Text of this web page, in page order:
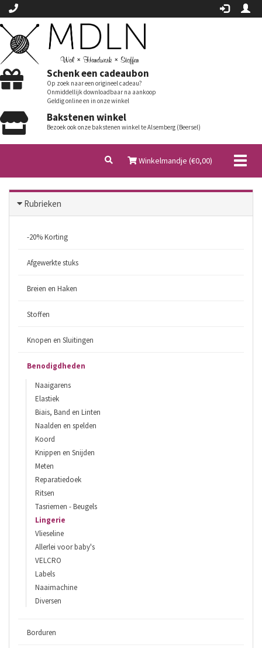
Schenk een cadeaubon
Op zoek naar een origineel cadeau?
Onmiddellijk downloadbaar na aankoop
Geldig online en in onze winkel
Bakstenen winkel
Bezoek ook onze bakstenen winkel te Alsemberg (Beersel)
Winkelmandje (€0,00)
Rubrieken
-20% Korting
Afgewerkte stuks
Breien en Haken
Stoffen
Knopen en Sluitingen
Benodigdheden
Naaigarens
Elastiek
Biais, Band en Linten
Naalden en spelden
Koord
Knippen en Snijden
Meten
Reparatiedoek
Ritsen
Tasriemen - Beugels
Lingerie
Vlieseline
Allerlei voor baby's
VELCRO
Labels
Naaimachine
Diversen
Borduren